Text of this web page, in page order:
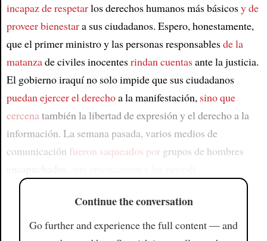
incapaz de respetarlos derechos humanos más básicosy de
proveer bienestara sus ciudadanos. Espero, honestamente,
que el primer ministro y las personas responsablesde la
matanzade civiles inocentesrindan cuentasante la justicia.
El gobierno iraquí no solo impide que sus ciudadanos
puedan ejercer el derechoa la manifestación, sino que
cercenatambién la libertad de expresión y el derecho a la
información. La semana pasada, varios medios de
comunicación fueron saqueados porgrupos de hombres
Continue the conversation
Go further and experience the full content — and